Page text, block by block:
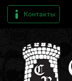
Контакты